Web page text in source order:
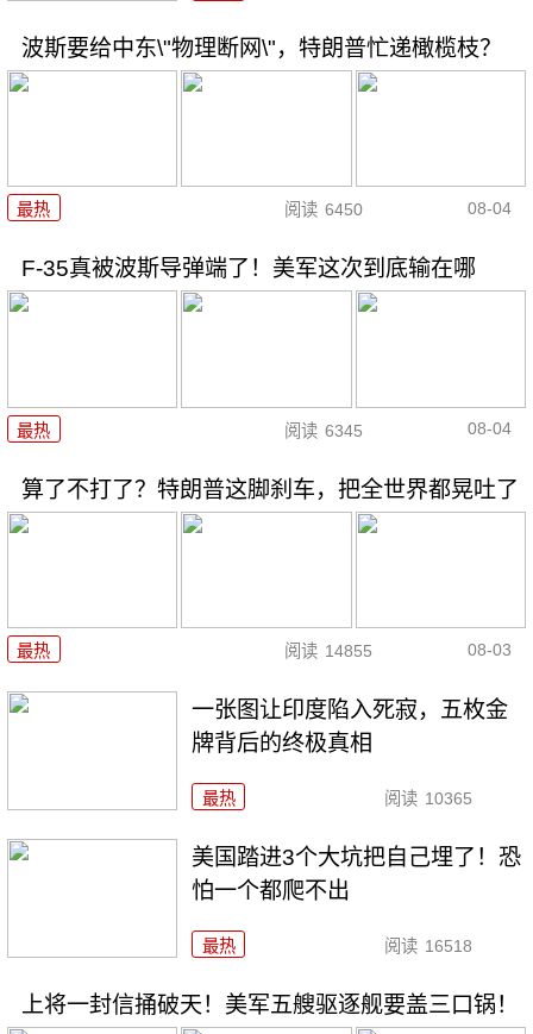
波斯要给中东\"物理断网\"，特朗普忙递橄榄枝？
最热 阅读 6450 08-04
F-35真被波斯导弹端了！美军这次到底输在哪
最热 阅读 6345 08-04
算了不打了？特朗普这脚刹车，把全世界都晃吐了
最热 阅读 14855 08-03
一张图让印度陷入死寂，五枚金
牌背后的终极真相
最热 阅读 10365
美国踏进3个大坑把自己埋了！恐
怕一个都爬不出
最热 阅读 16518
上将一封信捅破天！美军五艘驱逐舰要盖三口锅！